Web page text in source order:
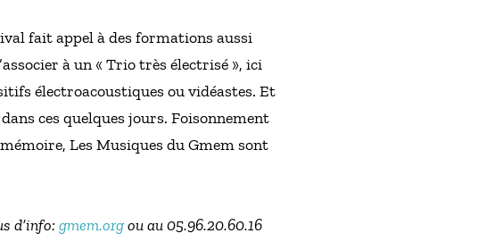
fait appel à des formations aussi
à un « Trio très électrisé », ici
électroacoustiques ou vidéastes. Et
ces quelques jours. Foisonnement
Les Musiques du Gmem sont
d’info:gmem.orgou au 05.96.20.60.16